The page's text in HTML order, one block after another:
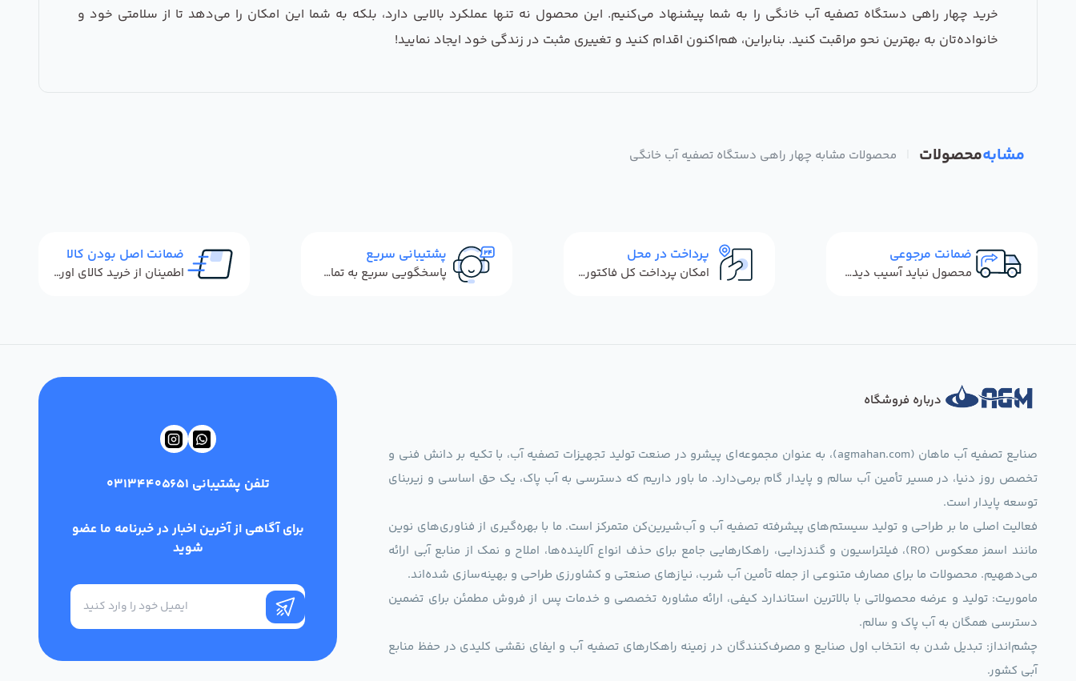
خرید چهار راهی دستگاه تصفیه آب خانگی را به شما پیشنهاد می‌کنیم. این محصول نه تنها عملکرد بالایی دارد، بلکه به شما این امکان را می‌دهد تا از سلامتی خود و
خانواده‌تان به بهترین نحو مراقبت کنید. بنابراین، هم‌اکنون اقدام کنید و تغییری مثبت در زندگی خود ایجاد نمایید!
مشابهمحصولات محصولات مشابه چهار راهی دستگاه تصفیه آب خانگی
ضمانت مرجوعی
محصول نباید آسیب دیده باشد
پرداخت در محل
امکان پرداخت کل فاکتور در محل
پشتیبانی سریع
پاسخگویی سریع به تماس‌ها و پیام‌ها
ضمانت اصل بودن کالا
اطمینان از خرید کالای اورجینال
درباره فروشگاه
صنایع تصفیه آب ماهان (agmahan.com)، به عنوان مجموعه‌ای پیشرو در صنعت تولید تجهیزات تصفیه آب، با تکیه بر دانش فنی و
تخصص روز دنیا، در مسیر تأمین آب سالم و پایدار گام برمی‌دارد. ما باور داریم که دسترسی به آب پاک، یک حق اساسی و زیربنای
توسعه پایدار است.
فعالیت اصلی ما بر طراحی و تولید سیستم‌های پیشرفته تصفیه آب و آب‌شیرین‌کن متمرکز است. ما با بهره‌گیری از فناوری‌های نوین
مانند اسمز معکوس (RO)، فیلتراسیون و گندزدایی، راهکارهایی جامع برای حذف انواع آلاینده‌ها، املاح و نمک از منابع آبی ارائه
می‌دههیم. محصولات ما برای مصارف متنوعی از جمله تأمین آب شرب، نیازهای صنعتی و کشاورزی طراحی و بهینه‌سازی شده‌اند.
ماموریت: تولید و عرضه محصولاتی با بالاترین استاندارد کیفی، ارائه مشاوره تخصصی و خدمات پس از فروش مطمئن برای تضمین
دسترسی همگان به آب پاک و سالم.
چشم‌انداز: تبدیل شدن به انتخاب اول صنایع و مصرف‌کنندگان در زمینه راهکارهای تصفیه آب و ایفای نقشی کلیدی در حفظ منابع
آبی کشور.
تلفن پشتیبانی 03134405651
برای آگاهی از آخرین اخبار در خبرنامه ما عضو
شوید